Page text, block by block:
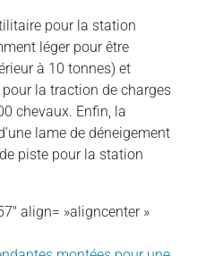
pour la station
léger pour être
à 10 tonnes) et
la traction de charges
chevaux. Enfin, la
lame de déneigement
piste pour la station
align= »aligncenter »